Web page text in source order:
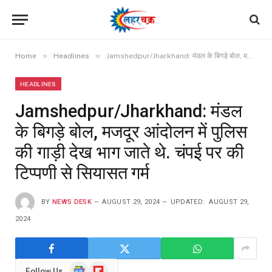
Home » Headlines » Jamshedpur/Jharkhand: मंडल के बिगड़े बोल, मजदूर आंदोलन में पुलिस की गाड़ी देख भाग जाते थे. चंपई पर की टिप्पणी से सियासत गर्म
HEADLINES
Jamshedpur/Jharkhand: मंडल
के बिगड़े बोल, मजदूर आंदोलन में पुलिस
की गाड़ी देख भाग जाते थे. चंपई पर की
टिप्पणी से सियासत गर्म
BY NEWS DESK AUGUST 29, 2024 UPDATED: AUGUST 29,
2024
GoogleFlipboard